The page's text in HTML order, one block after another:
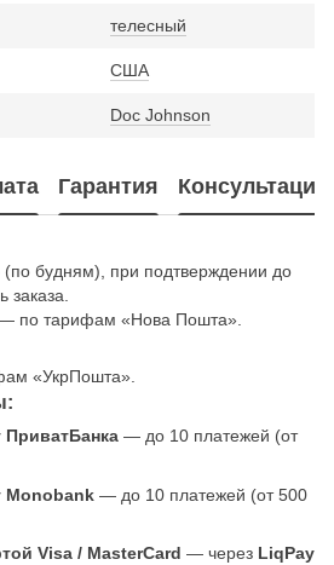
телесный
США
Doc Johnson
Гарантия Консультация
будням), при подтверждении до
заказа.
по тарифам «Нова Пошта».
«УкрПошта».
ПриватБанка — до 10 платежей (от
Monobank — до 10 платежей (от 500
Visa / MasterCard — через LiqPay